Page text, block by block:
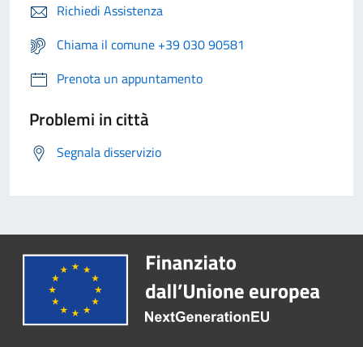
Richiedi Assistenza
Chiama il comune +39 030 90581
Prenota un appuntamento
Problemi in città
Segnala disservizio